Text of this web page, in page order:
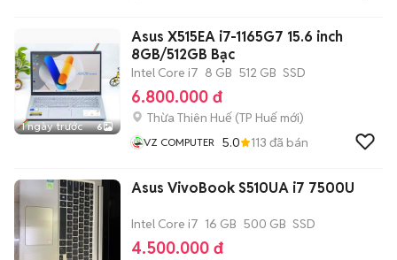
1 ngày trước 6
Asus X515EA i7-1165G7 15.6 inch
8GB/512GB Bạc
Intel Core i7 8 GB 512 GB SSD
6.800.000 đ
Thừa Thiên Huế (TP Huế mới)
VZ COMPUTER 5.0 113 đã bán
Asus VivoBook S510UA i7 7500U
Intel Core i7 16 GB 500 GB SSD
4.500.000 đ